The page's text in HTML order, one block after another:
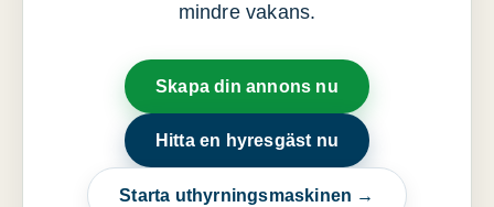
mindre vakans.
Skapa din annons nu
Hitta en hyresgäst nu
Starta uthyrningsmaskinen →